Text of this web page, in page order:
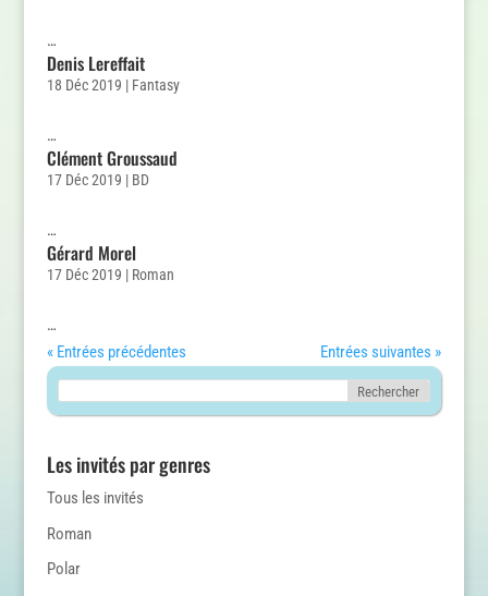
…
Denis Lereffait
18 Déc 2019 | Fantasy
…
Clément Groussaud
17 Déc 2019 | BD
…
Gérard Morel
17 Déc 2019 | Roman
…
« Entrées précédentes
Entrées suivantes »
Les invités par genres
Tous les invités
Roman
Polar